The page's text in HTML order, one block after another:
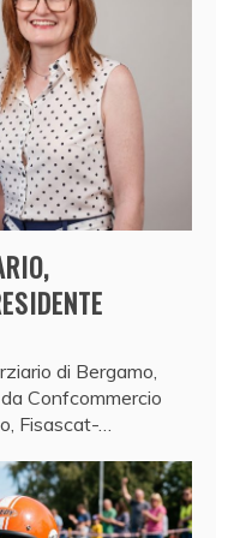
di Bergamo,
Confcommercio
Fisascat-…